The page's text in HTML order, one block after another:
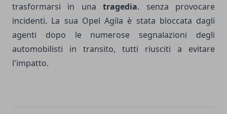
trasformarsi in unatragedia. senza provocare
incidenti. La sua Opel Agila è stata bloccata dagli
agenti dopo le numerose segnalazioni degli
automobilisti in transito, tutti riusciti a evitare
l'impatto.